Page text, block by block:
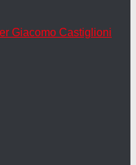
Giacomo Castiglioni